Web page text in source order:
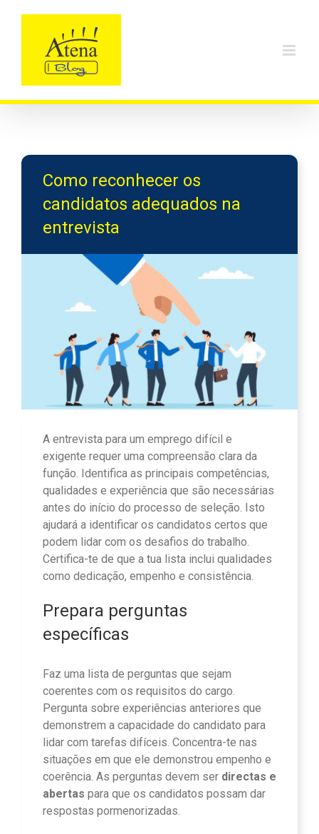
Como reconhecer os
candidatos adequados na
entrevista
A entrevista para um emprego difícil e
exigente requer uma compreensão clara da
função. Identifica as principais competências,
qualidades e experiência que são necessárias
antes do início do processo de seleção. Isto
ajudará a identificar os candidatos certos que
podem lidar com os desafios do trabalho.
Certifica-te de que a tua lista inclui qualidades
como dedicação, empenho e consistência.
Prepara perguntas
específicas
Faz uma lista de perguntas que sejam
coerentes com os requisitos do cargo.
Pergunta sobre experiências anteriores que
demonstrem a capacidade do candidato para
lidar com tarefas difíceis. Concentra-te nas
situações em que ele demonstrou empenho e
coerência. As perguntas devem ser directas e
abertas para que os candidatos possam dar
respostas pormenorizadas.